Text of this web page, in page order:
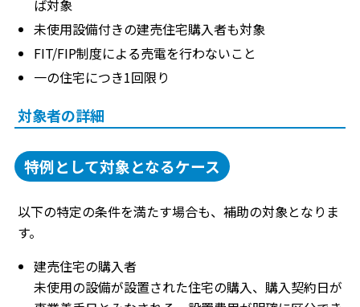
ば対象
未使用設備付きの建売住宅購入者も対象
FIT/FIP制度による売電を行わないこと
一の住宅につき1回限り
対象者の詳細
特例として対象となるケース
以下の特定の条件を満たす場合も、補助の対象となりま
す。
建売住宅の購入者
未使用の設備が設置された住宅の購入、購入契約日が